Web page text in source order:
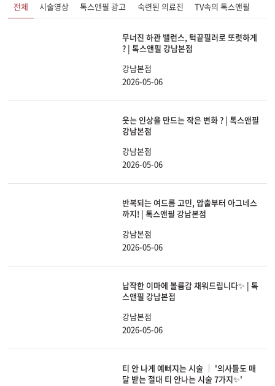
전체 시술영상 톡스앤필 광고 숙련된 의료진 TV속의 톡스앤필
무너진 하관 밸런스, 턱끝필러로 또렷하게
? | 톡스앤필 강남본점
강남본점
2026-05-06
웃는 인상을 만드는 작은 변화 ? | 톡스앤필
강남본점
강남본점
2026-05-06
반복되는 여드름 고민, 압출부터 아그네스
까지! | 톡스앤필 강남본점
강남본점
2026-05-06
납작한 이마에 볼륨감 채워드립니다✨ | 톡
스앤필 강남본점
강남본점
2026-05-06
티 안 나게 예뻐지는 시술 │ '의사들도 매
달 받는 절대 티 안나는 시술 7가지✨'